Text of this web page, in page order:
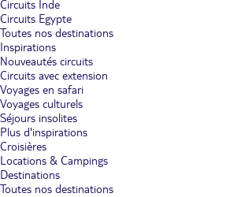
Circuits Inde
Circuits Egypte
Toutes nos destinations
Inspirations
Nouveautés circuits
Circuits avec extension
Voyages en safari
Voyages culturels
Séjours insolites
Plus d'inspirations
Croisières
Locations & Campings
Destinations
Toutes nos destinations